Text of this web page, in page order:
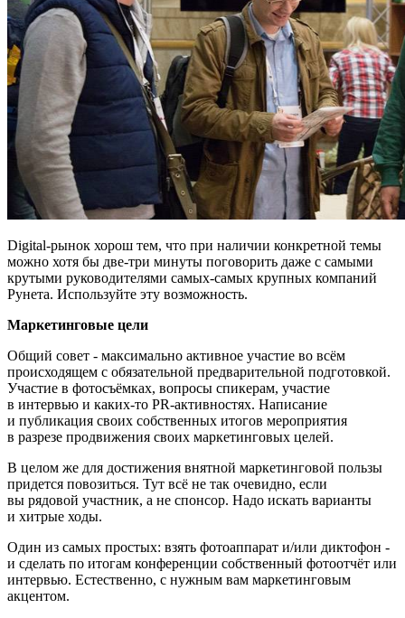
Digital-рынок хорош тем, что при наличии конкретной темы
можно хотя бы две-три минуты поговорить даже с самыми
крутыми руководителями самых-самых крупных компаний
Рунета. Используйте эту возможность.
Маркетинговые цели
Общий совет - максимально активное участие во всём
происходящем с обязательной предварительной подготовкой.
Участие в фотосъёмках, вопросы спикерам, участие
в интервью и каких-то PR-активностях. Написание
и публикация своих собственных итогов мероприятия
в разрезе продвижения своих маркетинговых целей.
В целом же для достижения внятной маркетинговой пользы
придется повозиться. Тут всё не так очевидно, если
вы рядовой участник, а не спонсор. Надо искать варианты
и хитрые ходы.
Один из самых простых: взять фотоаппарат и/или диктофон -
и сделать по итогам конференции собственный фотоотчёт или
интервью. Естественно, с нужным вам маркетинговым
акцентом.